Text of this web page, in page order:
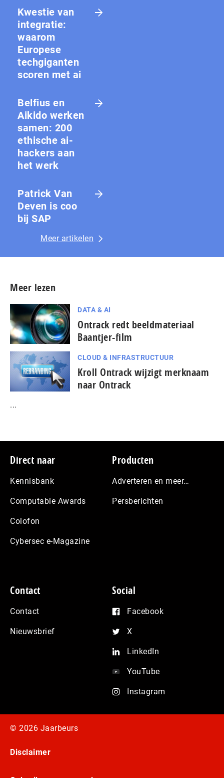
Kwestie van
integratie:
waarom
Europese
techgiganten
scoren met ai
Belfius en
Aikido werken
samen: 200
ethische ai-
hackers aan
het werk
Patrick Van
Deven is coo
bij SAP
Meer artikelen
Meer lezen
DATA & AI
Ontrack redt beeldmateriaal
Baantjer-film
CLOUD & INFRASTRUCTUUR
Kroll Ontrack wijzigt merknaam
naar Ontrack
...
Footer
Direct naar
Kennisbank
Computable Awards
Colofon
Cybersec e-Magazine
Producten
Adverteren en meer…
Persberichten
Contact
Contact
Nieuwsbrief
Social
Facebook
X
LinkedIn
YouTube
Instagram
© 2026 Jaarbeurs
Disclaimer